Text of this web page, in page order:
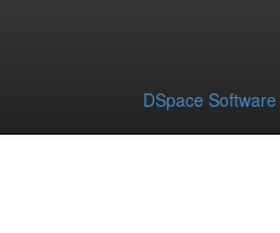
DSpace Software